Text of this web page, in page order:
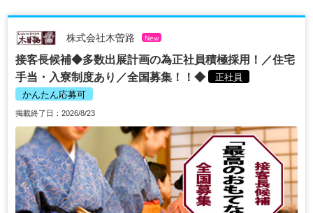
株式会社木曽路 New
接客長候補◆多数出展計画の為正社員積極採用！／住宅
手当・入寮制度あり／全国募集！！◆
正社員
かんたん応募可
掲載終了日：2026/8/23